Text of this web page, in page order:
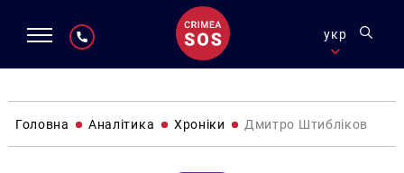
укр
Головна Аналітика Хроніки Дмитро Штибліков